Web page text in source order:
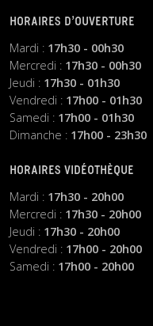
HORAIRES D’OUVERTURE
Mardi : 17h30 - 00h30
Mercredi : 17h30 - 00h30
Jeudi : 17h30 - 01h30
Vendredi : 17h00 - 01h30
Samedi : 17h00 - 01h30
Dimanche : 17h00 - 23h30
HORAIRES VIDÉOTHÈQUE
Mardi : 17h30 - 20h00
Mercredi : 17h30 - 20h00
Jeudi : 17h30 - 20h00
Vendredi : 17h00 - 20h00
Samedi : 17h00 - 20h00